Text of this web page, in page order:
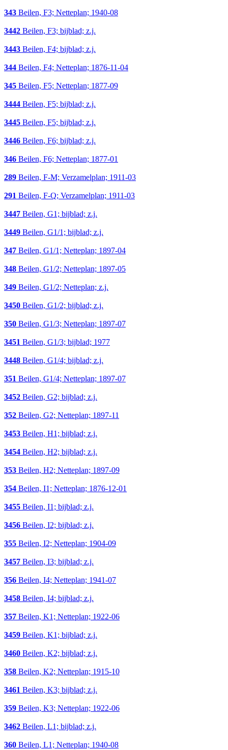
343 Beilen, F3; Netteplan; 1940-08
3442 Beilen, F3; bijblad; z.j.
3443 Beilen, F4; bijblad; z.j.
344 Beilen, F4; Netteplan; 1876-11-04
345 Beilen, F5; Netteplan; 1877-09
3444 Beilen, F5; bijblad; z.j.
3445 Beilen, F5; bijblad; z.j.
3446 Beilen, F6; bijblad; z.j.
346 Beilen, F6; Netteplan; 1877-01
289 Beilen, F-M; Verzamelplan; 1911-03
291 Beilen, F-Q; Verzamelplan; 1911-03
3447 Beilen, G1; bijblad; z.j.
3449 Beilen, G1/1; bijblad; z.j.
347 Beilen, G1/1; Netteplan; 1897-04
348 Beilen, G1/2; Netteplan; 1897-05
349 Beilen, G1/2; Netteplan; z.j.
3450 Beilen, G1/2; bijblad; z.j.
350 Beilen, G1/3; Netteplan; 1897-07
3451 Beilen, G1/3; bijblad; 1977
3448 Beilen, G1/4; bijblad; z.j.
351 Beilen, G1/4; Netteplan; 1897-07
3452 Beilen, G2; bijblad; z.j.
352 Beilen, G2; Netteplan; 1897-11
3453 Beilen, H1; bijblad; z.j.
3454 Beilen, H2; bijblad; z.j.
353 Beilen, H2; Netteplan; 1897-09
354 Beilen, I1; Netteplan; 1876-12-01
3455 Beilen, I1; bijblad; z.j.
3456 Beilen, I2; bijblad; z.j.
355 Beilen, I2; Netteplan; 1904-09
3457 Beilen, I3; bijblad; z.j.
356 Beilen, I4; Netteplan; 1941-07
3458 Beilen, I4; bijblad; z.j.
357 Beilen, K1; Netteplan; 1922-06
3459 Beilen, K1; bijblad; z.j.
3460 Beilen, K2; bijblad; z.j.
358 Beilen, K2; Netteplan; 1915-10
3461 Beilen, K3; bijblad; z.j.
359 Beilen, K3; Netteplan; 1922-06
3462 Beilen, L1; bijblad; z.j.
360 Beilen, L1; Netteplan; 1940-08